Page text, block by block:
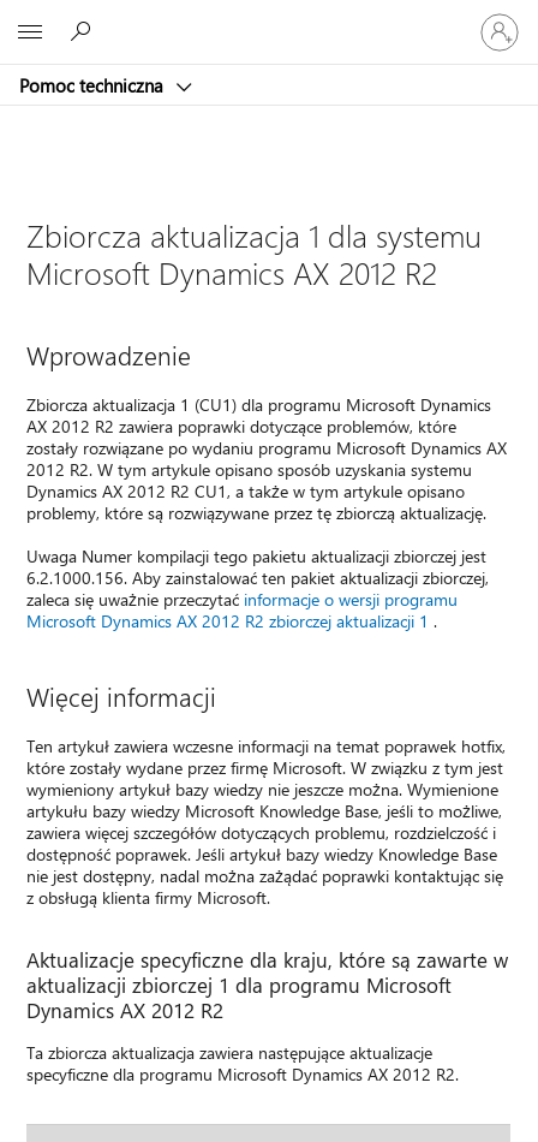
Pomoc techniczna
Zaloguj
się
do
konta
Zbiorcza aktualizacja 1 dla systemu
Microsoft Dynamics AX 2012 R2
Wprowadzenie
Zbiorcza aktualizacja 1 (CU1) dla programu Microsoft Dynamics
AX 2012 R2 zawiera poprawki dotyczące problemów, które
zostały rozwiązane po wydaniu programu Microsoft Dynamics AX
2012 R2. W tym artykule opisano sposób uzyskania systemu
Dynamics AX 2012 R2 CU1, a także w tym artykule opisano
problemy, które są rozwiązywane przez tę zbiorczą aktualizację.
Uwaga Numer kompilacji tego pakietu aktualizacji zbiorczej jest
6.2.1000.156. Aby zainstalować ten pakiet aktualizacji zbiorczej,
zaleca się uważnie przeczytać informacje o wersji programu
Microsoft Dynamics AX 2012 R2 zbiorczej aktualizacji 1 .
Więcej informacji
Ten artykuł zawiera wczesne informacji na temat poprawek hotfix,
które zostały wydane przez firmę Microsoft. W związku z tym jest
wymieniony artykuł bazy wiedzy nie jeszcze można. Wymienione
artykułu bazy wiedzy Microsoft Knowledge Base, jeśli to możliwe,
zawiera więcej szczegółów dotyczących problemu, rozdzielczość i
dostępność poprawek. Jeśli artykuł bazy wiedzy Knowledge Base
nie jest dostępny, nadal można zażądać poprawki kontaktując się
z obsługą klienta firmy Microsoft.
Aktualizacje specyficzne dla kraju, które są zawarte w
aktualizacji zbiorczej 1 dla programu Microsoft
Dynamics AX 2012 R2
Ta zbiorcza aktualizacja zawiera następujące aktualizacje
specyficzne dla programu Microsoft Dynamics AX 2012 R2.